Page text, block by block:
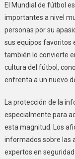
El Mundial de fútbol
importantes a nivel
personas por su
sus equipos favoritos
también lo convierte
cultura del fútbol,
enfrenta a un nuevo
La protección de la
especialmente para
esta magnitud. Los
informados sobre las
expertos en